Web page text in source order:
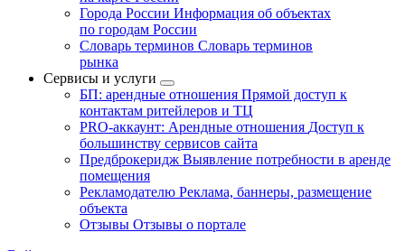
Города России Информация об объектах
по городам России
Словарь терминов Словарь терминов
рынка
Сервисы и услуги
БП: арендные отношения Прямой доступ к
контактам ритейлеров и ТЦ
PRO-аккаунт: Арендные отношения Доступ к
большинству сервисов сайта
Предброкеридж Выявление потребности в аренде
помещения
Рекламодателю Реклама, баннеры, размещение
объекта
Отзывы Отзывы о портале